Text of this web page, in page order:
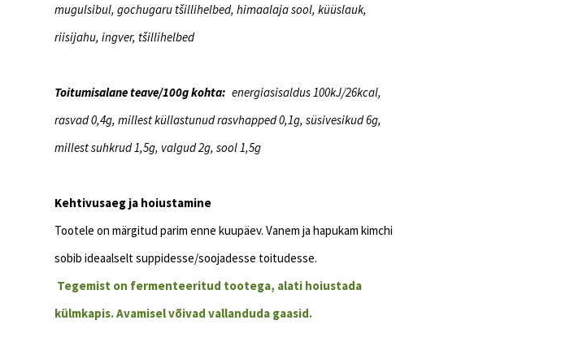
mugulsibul, gochugaru tšillihelbed, himaalaja sool, küüslauk,
riisijahu, ingver, tšillihelbed
Toitumisalane teave/100g kohta: energiasisaldus 100kJ/26kcal,
rasvad 0,4g, millest küllastunud rasvhapped 0,1g, süsivesikud 6g,
millest suhkrud 1,5g, valgud 2g, sool 1,5g
Kehtivusaeg ja hoiustamine
Tootele on märgitud parim enne kuupäev. Vanem ja hapukam kimchi
sobib ideaalselt suppidesse/soojadesse toitudesse.
Tegemist on fermenteeritud tootega, alati hoiustada
külmkapis. Avamisel võivad vallanduda gaasid.